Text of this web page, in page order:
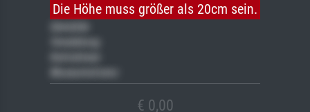
Die Höhe muss größer als 20cm sein.
Veredelung
Museumslizenz
€ 0,00